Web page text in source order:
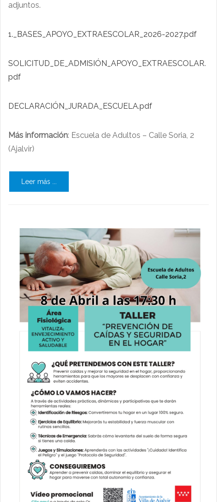
adjuntos.
1._BASES_APOYO_EXTRAESCOLAR_2026-2027.pdf
SOLICITUD_DE_ADMISIÓN_APOYO_EXTRAESCOLAR.
pdf
DECLARACIÓN_JURADA_ESCUELA.pdf
Más información: Escuela de Adultos – Calle Soria, 2
(Ajalvir)
Leer más ...